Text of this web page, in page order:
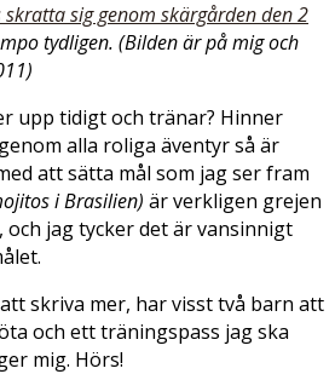
sig genom skärgården den 2
tydligen. (Bilden är på mig och
upp tidigt och tränar? Hinner
alla roliga äventyr så är
att sätta mål som jag ser fram
i Brasilien) är verkligen grejen
jag tycker det är vansinnigt
skriva mer, har visst två barn att
och ett träningspass jag ska
mig. Hörs!